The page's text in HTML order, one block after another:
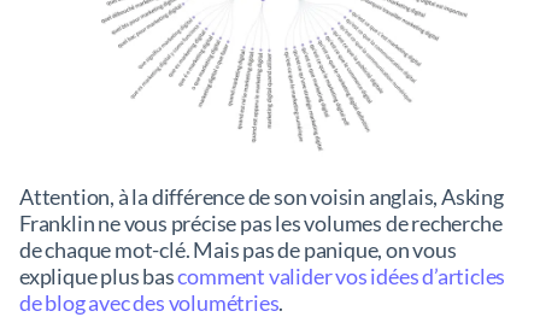
Attention, à la différence de son voisin anglais, Asking
Franklin ne vous précise pas les volumes de recherche
de chaque mot-clé. Mais pas de panique, on vous
explique plus bascomment valider vos idées d’articles
de blog avec des volumétries.